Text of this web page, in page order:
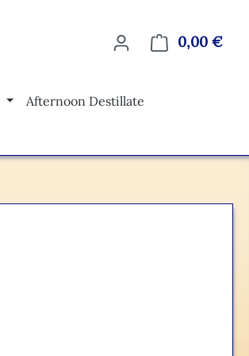
0,00 €
Afternoon Destillate